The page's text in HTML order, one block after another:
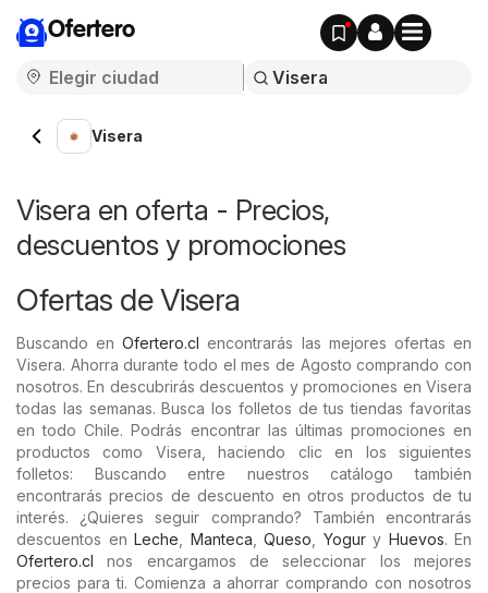
Ofertero
Visera
Visera en oferta - Precios,
descuentos y promociones
Ofertas de Visera
Buscando enOfertero.cl encontrarás las mejores ofertas en
Visera. Ahorra durante todo el mes de Agosto comprando con
nosotros. En descubrirás descuentos y promociones en Visera
todas las semanas. Busca los folletos de tus tiendas favoritas
en todo Chile. Podrás encontrar las últimas promociones en
productos como Visera, haciendo clic en los siguientes
folletos: Buscando entre nuestros catálogo también
encontrarás precios de descuento en otros productos de tu
interés. ¿Quieres seguir comprando? También encontrarás
descuentos en Leche Manteca Queso Yogury Huevos. En
Ofertero.cl nos encargamos de seleccionar los mejores
precios para ti. Comienza a ahorrar comprando con nosotros